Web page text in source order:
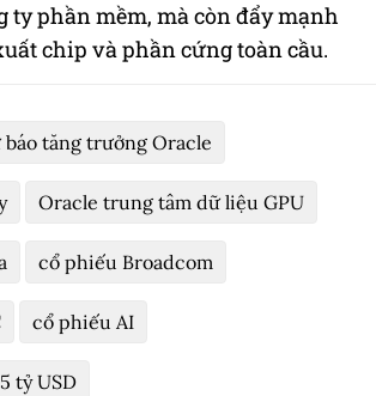
ty phần mềm, mà còn đẩy mạnh
chip và phần cứng toàn cầu.
báo tăng trưởng Oracle
Oracle trung tâm dữ liệu GPU
cổ phiếu Broadcom
cổ phiếu AI
tỷ USD